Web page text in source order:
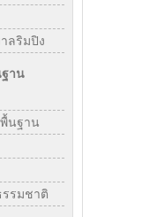
ลริมปิง
าน
นฐาน
รมชาติ